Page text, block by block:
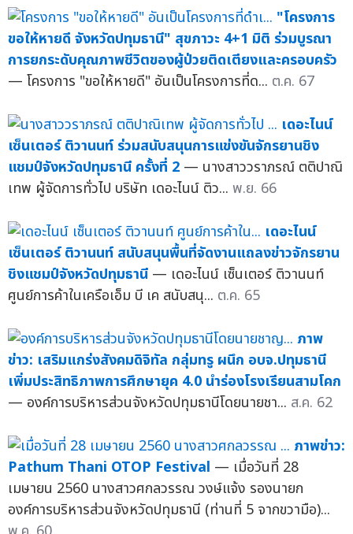
"โครงการ
ขอให้หายดี จังหวัดปทุมธานี" สุขภาวะ 4+1 มิติ ร่วมบูรณา
การยกระดับคุณภาพชีวิตของผู้ป่วยติดเตียงและครอบครัว
— โครงการ "ขอให้หายดี" อันเป็นโครงการที่ด... ต.ค. 67
เดอะไนน์
เซ็นเตอร์ ติวานนท์ ร่วมสนับสนุนการแข่งขันจักรยานชิง
แชมป์จังหวัดปทุมธานี ครั้งที่ 2 — นางสาววราภรณ์ ตติปาณิ
เทพ ผู้จัดการทั่วไป บริษัท เดอะไนน์ ติว... พ.ย. 66
เดอะไนน์
เซ็นเตอร์ ติวานนท์ สนับสนุนพื้นที่จัดงานแถลงข่าวจักรยาน
ชิงแชมป์จังหวัดปทุมธานี — เดอะไนน์ เซ็นเตอร์ ติวานนท์
ศูนย์การค้าในเครือเอ็ม บี เค สนับสนุ... ต.ค. 65
ภาพ
ข่าว: เสริมแกร่งสังคมดิจิทัล กลุ่มทรู ผนึก อบจ.ปทุมธานี
เพิ่มประสิทธิภาพการศึกษายุค 4.0 นำร่องโรงเรียนสามโคก
— องค์การบริหารส่วนจังหวัดปทุมธานีโดยนายชา... ส.ค. 62
ภาพข่าว:
Pathum Thani OTOP Festival — เมื่อวันที่ 28
เมษายน 2560 นางสาวศกลวรรณ วงษ์แจ้ง รองนายก
องค์การบริหารส่วนจังหวัดปทุมธานี (ท่านที่ 5 จากขวามือ)...